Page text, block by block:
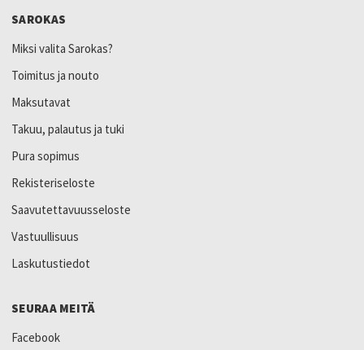
SAROKAS
Miksi valita Sarokas?
Toimitus ja nouto
Maksutavat
Takuu, palautus ja tuki
Pura sopimus
Rekisteriseloste
Saavutettavuusseloste
Vastuullisuus
Laskutustiedot
SEURAA MEITÄ
Facebook